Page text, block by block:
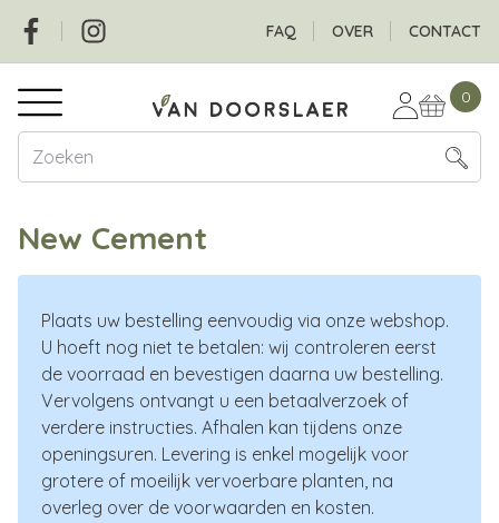
Overslaan
naar
de
inhoud
gaan
Social Header
FAQ OVER CONTACT
Hoofdnavigatie 0
New Cement
Plaats uw bestelling eenvoudig via onze webshop.
U hoeft nog niet te betalen: wij controleren eerst
de voorraad en bevestigen daarna uw bestelling.
Vervolgens ontvangt u een betaalverzoek of
verdere instructies. Afhalen kan tijdens onze
openingsuren. Levering is enkel mogelijk voor
grotere of moeilijk vervoerbare planten, na
overleg over de voorwaarden en kosten.